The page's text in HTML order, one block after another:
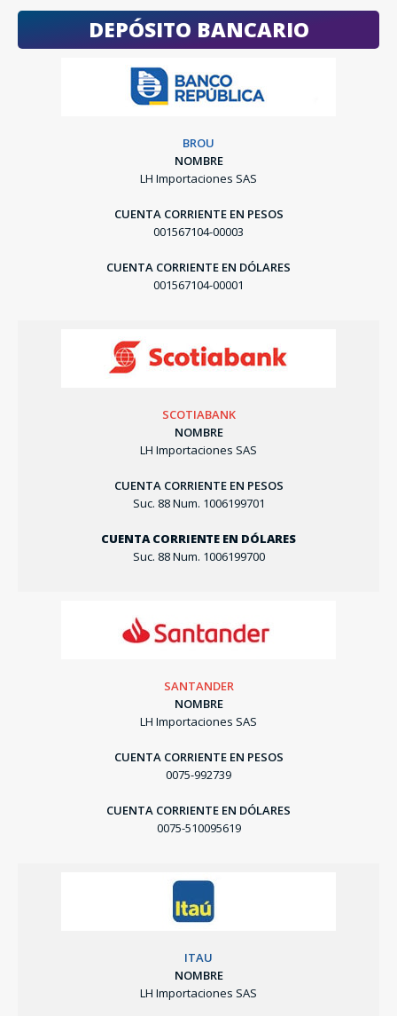
DEPÓSITO BANCARIO
BROU
NOMBRE
LH Importaciones SAS
CUENTA CORRIENTE EN PESOS
001567104-00003
CUENTA CORRIENTE EN DÓLARES
001567104-00001
SCOTIABANK
NOMBRE
LH Importaciones SAS
CUENTA CORRIENTE EN PESOS
Suc. 88 Num. 1006199701
CUENTA CORRIENTE EN DÓLARES
Suc. 88 Num. 1006199700
SANTANDER
NOMBRE
LH Importaciones SAS
CUENTA CORRIENTE EN PESOS
0075-992739
CUENTA CORRIENTE EN DÓLARES
0075-510095619
ITAU
NOMBRE
LH Importaciones SAS